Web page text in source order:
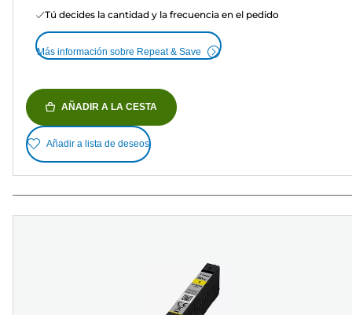
Tú decides la cantidad y la frecuencia en el pedido
Más información sobre Repeat & Save
AÑADIR A LA CESTA
Añadir a lista de deseos